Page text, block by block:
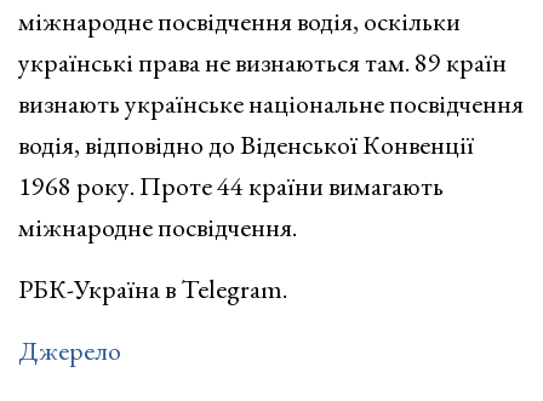
міжнародне посвідчення водія, оскільки
українські права не визнаються там. 89 країн
визнають українське національне посвідчення
водія, відповідно до Віденської Конвенції
1968 року. Проте 44 країни вимагають
міжнародне посвідчення.
РБК-Україна в Telegram.
Джерело